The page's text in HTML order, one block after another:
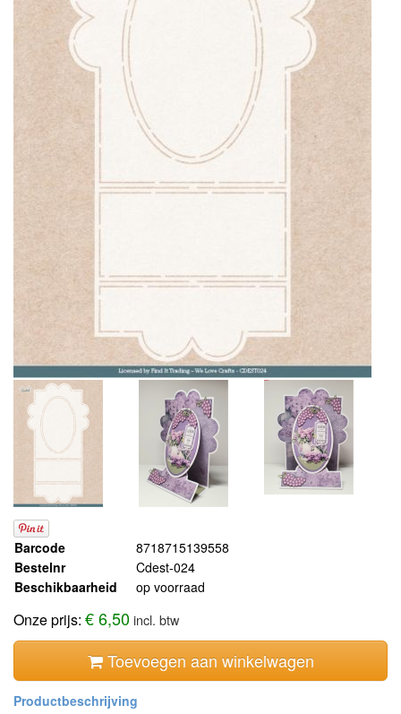
Barcode
8718715139558
Bestelnr
Cdest-024
Beschikbaarheid
op voorraad
Onze prijs: € 6,50incl. btw
Toevoegen aan winkelwagen